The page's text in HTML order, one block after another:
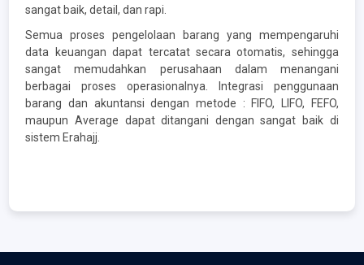
sangat baik, detail, dan rapi.
Semua proses pengelolaan barang yang mempengaruhi
data keuangan dapat tercatat secara otomatis, sehingga
sangat memudahkan perusahaan dalam menangani
berbagai proses operasionalnya. Integrasi penggunaan
barang dan akuntansi dengan metode : FIFO, LIFO, FEFO,
maupun Average dapat ditangani dengan sangat baik di
sistem Erahajj.